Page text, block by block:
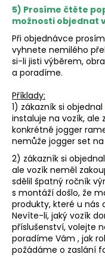
5) Prosíme čtěte
možnosti objednat
Při objednávce
vyhnete nemilého
si-li jisti výběrem,
a poradíme.
Příklady:
1) zákazník si objednal
instaluje na vozík,
konkrétně jogger
nemůže jogger set
2) zákazník si
ale vozík neměl
sdělil špatný ročník
s montáží došlo, že
produkty, které u nás
Nevíte-li, jaký vozík
příslušenství, volejte
poradíme Vám , jak
požádáme o zaslání